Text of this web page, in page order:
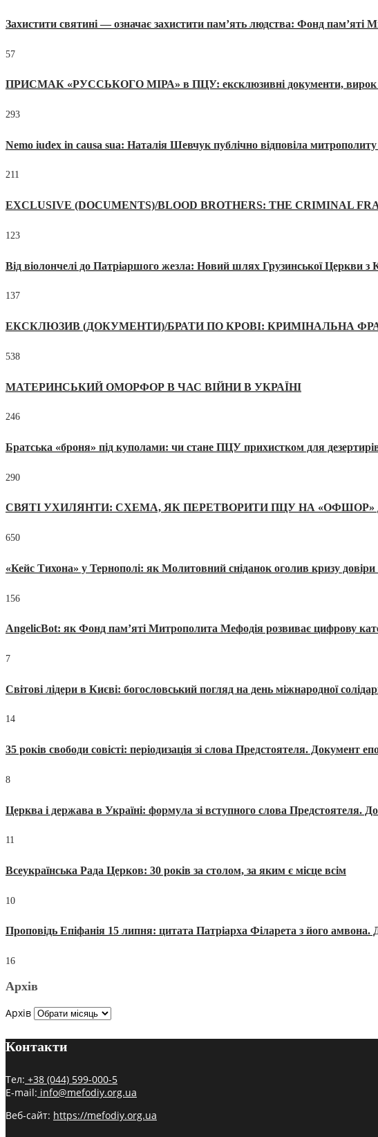
Захистити святині — означає захистити пам’ять людства: Фонд
57
ПРИСМАК «РУССЬКОГО МІРА» в ПЦУ: ексклюзивні документи, вирок і
293
Nemo iudex in causa sua: Наталія Шевчук публічно відповіла митрополиту
211
EXCLUSIVE (DOCUMENTS)/BLOOD BROTHERS: THE CRIMINAL
123
Від віолончелі до Патріаршого жезла: Новий шлях Грузинської Церкви
137
ЕКСКЛЮЗИВ (ДОКУМЕНТИ)/БРАТИ ПО КРОВІ: КРИМІНАЛЬНА
538
МАТЕРИНСЬКИЙ ОМОРФОР В ЧАС ВІЙНИ В УКРАЇНІ
246
Братська «броня» під куполами: чи стане ПЦУ прихистком для
290
СВЯТІ УХИЛЯНТИ: СХЕМА, ЯК ПЕРЕТВОРИТИ ПЦУ НА «ОФШОР»
650
«Кейс Тихона» у Тернополі: як Молитовний сніданок оголив кризу
156
AngelicBot: як Фонд пам’яті Митрополита Мефодія розвиває цифрову
7
Світові лідери в Києві: богословський погляд на день міжнародної
14
35 років свободи совісті: періодизація зі слова Предстоятеля. Документ
8
Церква і держава в Україні: формула зі вступного слова Предстоятеля.
11
Всеукраїнська Рада Церков: 30 років за столом, за яким є місце всім
10
Проповідь Епіфанія 15 липня: цитата Патріарха Філарета з його амвона.
16
Архів
Архів
Контакти
Тел: +38 (044) 599-000-5
E-mail: info@mefodiy.org.ua
Веб-сайт: https://mefodiy.org.ua